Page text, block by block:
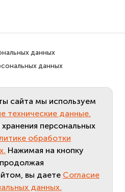
данных
данных
сайта мы используем
технические данные.
персональных
обработки
Нажимая на кнопку
вы даете Согласие
данных.